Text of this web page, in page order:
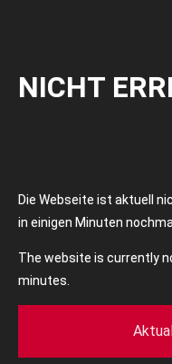
NICHT
Die Webseite ist aktuell
in einigen Minuten
The website is currently
minutes.